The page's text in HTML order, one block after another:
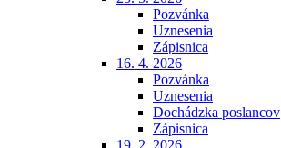
Pozvánka
Uznesenia
Zápisnica
16. 4. 2026
Pozvánka
Uznesenia
Dochádzka poslancov
Zápisnica
19. 2. 2026